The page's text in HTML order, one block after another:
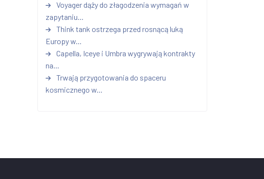
Voyager dąży do złagodzenia wymagań w
zapytaniu...
Think tank ostrzega przed rosnącą luką
Europy w...
Capella, Iceye i Umbra wygrywają kontrakty
na...
Trwają przygotowania do spaceru
kosmicznego w...